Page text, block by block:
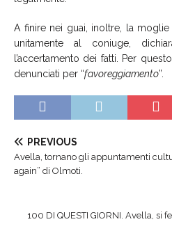
A finire nei guai, inoltre, la
unitamente al coniuge,
l’accertamento dei fatti. Per
denunciati per “favoreggiamento”.
PREVIOUS
Avella, tornano gli appuntamenti
again” di Olmoti.
100 DI QUESTI GIORNI. Avella, si